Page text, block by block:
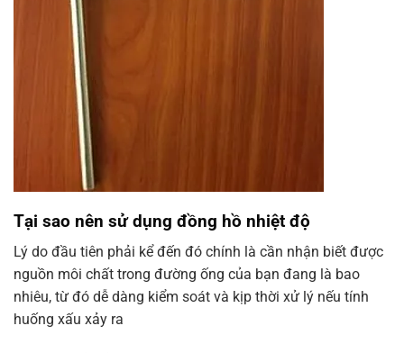
Tại sao nên sử dụng đồng hồ nhiệt độ
Lý do đầu tiên phải kể đến đó chính là cần nhận biết được
nguồn môi chất trong đường ống của bạn đang là bao
nhiêu, từ đó dễ dàng kiểm soát và kịp thời xử lý nếu tính
huống xấu xảy ra